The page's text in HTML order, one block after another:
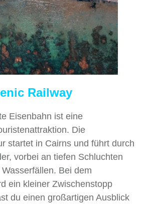
Railway
Eisenbahn ist eine
Die
startet in Cairns und führt durch
vorbei an tiefen Schluchten
Bei dem
ein kleiner Zwischenstopp
du einen großartigen Ausblick